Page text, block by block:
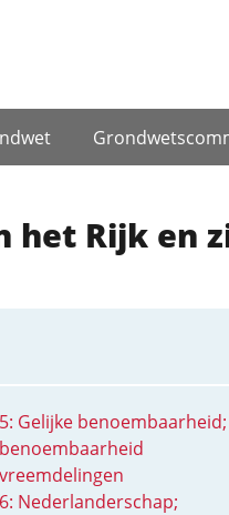
het Rijk en
5: Gelijke benoembaarheid;
benoembaarheid
vreemdelingen
6: Nederlanderschap;